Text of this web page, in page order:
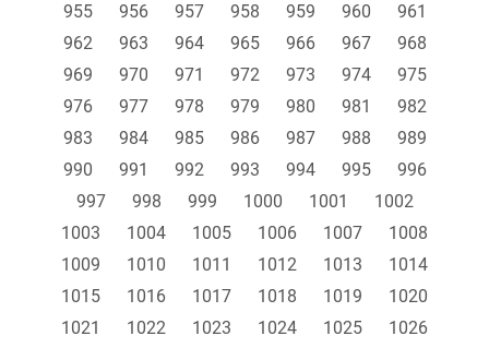
955
956 957 958 959 960
961
962
963 964 965 966 967
968
969
970 971 972 973 974
975
976
977 978 979 980 981
982
983
984 985 986 987 988
989
990
991 992 993 994 995
996
997
998 999 1000 1001
1002
1003
1004 1005 1006 1007
1008
1009
1010 1011 1012 1013
1014
1015
1016 1017 1018 1019
1020
1021
1022 1023 1024 1025
1026